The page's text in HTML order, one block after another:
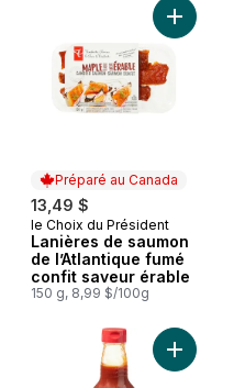
Douce Pico De Gallo au
Préparé au Canada
13,49 $
Préparé au Canada
le Choix du Président
Lanières de saumon
de l’Atlantique fumé
confit saveur érable
150 g, 8,99 $/100g
Ajouter
avec beurre d’arachide
Ajouter